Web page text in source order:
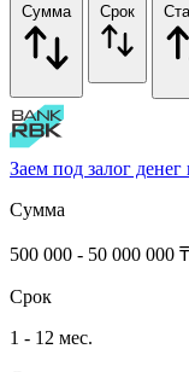
Сумма Срок
Заем под залог денег
Сумма
500 000 - 50 000 000 ₸
Срок
1 - 12 мес.